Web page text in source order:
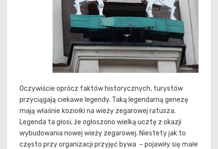
Oczywiście oprócz faktów historycznych, turystów
przyciągają ciekawe legendy. Taką legendarną genezę
mają właśnie koziołki na wieży zegarowej ratusza.
Legenda ta głosi, że ogłoszono wielką ucztę z okazji
wybudowania nowej wieży zegarowej. Niestety jak to
często przy organizacji przyjęć bywa – pojawiły się małe